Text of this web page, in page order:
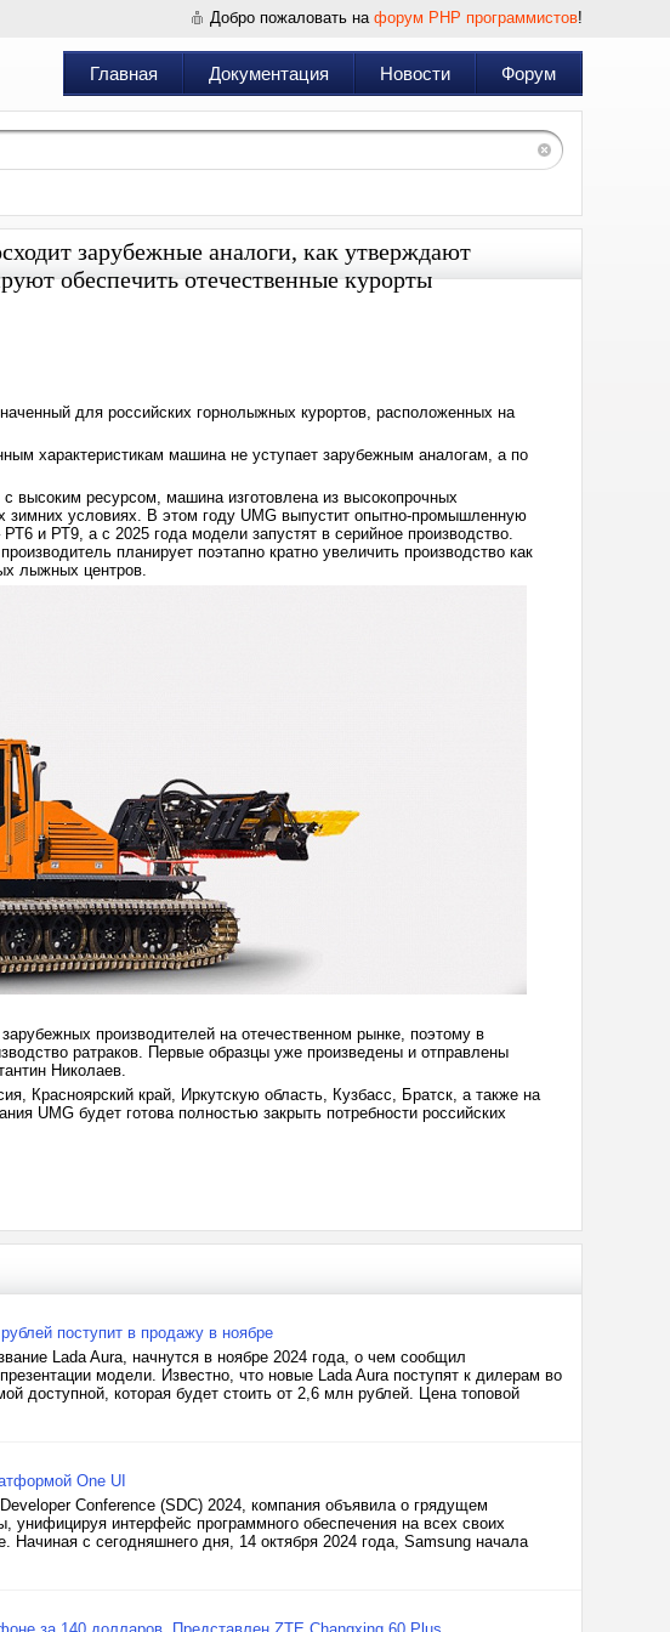
Добро пожаловать на форум PHP программистов!
Главная Документация Новости Форум
зарубежные аналоги, как утверждают
обеспечить отечественные курорты
для российских горнолыжных курортов, расположенных на
характеристикам машина не уступает зарубежным аналогам, а по
высоким ресурсом, машина изготовлена из высокопрочных
зимних условиях. В этом году UMG выпустит опытно-промышленную
и РТ9, а с 2025 года модели запустят в серийное производство.
планирует поэтапно кратно увеличить производство как
лыжных центров.
производителей на отечественном рынке, поэтому в
ратраков. Первые образцы уже произведены и отправлены
Николаев.
Красноярский край, Иркутскую область, Кузбасс, Братск, а также на
будет готова полностью закрыть потребности российских
поступит в продажу в ноябре
Lada Aura, начнутся в ноябре 2024 года, о чем сообщил
модели. Известно, что новые Lada Aura поступят к дилерам во
доступной, которая будет стоить от 2,6 млн рублей. Цена топовой
One UI
Conference (SDC) 2024, компания объявила о грядущем
интерфейс программного обеспечения на всех своих
с сегодняшнего дня, 14 октября 2024 года, Samsung начала